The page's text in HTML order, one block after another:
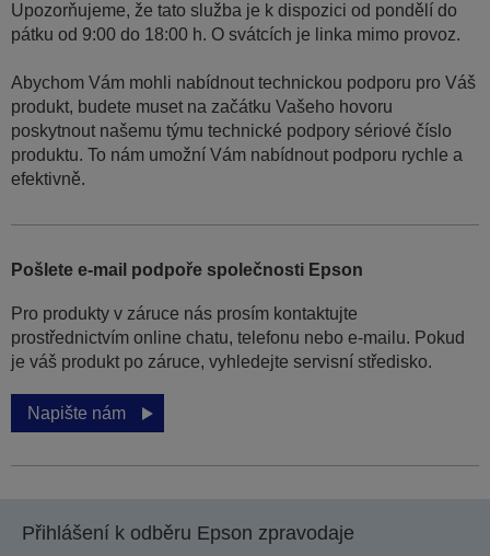
Upozorňujeme, že tato služba je k dispozici od pondělí do
pátku od 9:00 do 18:00 h. O svátcích je linka mimo provoz.
Abychom Vám mohli nabídnout technickou podporu pro Váš
produkt, budete muset na začátku Vašeho hovoru
poskytnout našemu týmu technické podpory sériové číslo
produktu. To nám umožní Vám nabídnout podporu rychle a
efektivně.
Pošlete e-mail podpoře společnosti Epson
Pro produkty v záruce nás prosím kontaktujte
prostřednictvím online chatu, telefonu nebo e-mailu. Pokud
je váš produkt po záruce, vyhledejte servisní středisko.
Napište nám
Přihlášení k odběru Epson zpravodaje